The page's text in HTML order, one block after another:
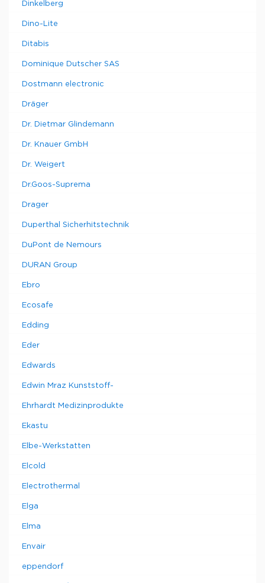
Dinkelberg
Dino-Lite
Ditabis
Dominique Dutscher SAS
Dostmann electronic
Dräger
Dr. Dietmar Glindemann
Dr. Knauer GmbH
Dr. Weigert
Dr.Goos-Suprema
Drager
Duperthal Sicherhitstechnik
DuPont de Nemours
DURAN Group
Ebro
Ecosafe
Edding
Eder
Edwards
Edwin Mraz Kunststoff-
Ehrhardt Medizinprodukte
Ekastu
Elbe-Werkstatten
Elcold
Electrothermal
Elga
Elma
Envair
eppendorf